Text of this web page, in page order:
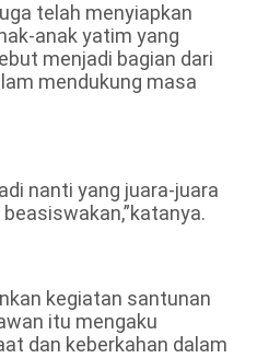
telah menyiapkan
anak yatim yang
menjadi bagian dari
mendukung masa
nanti yang juara-juara
kegiatan santunan
itu mengaku
dan keberkahan dalam